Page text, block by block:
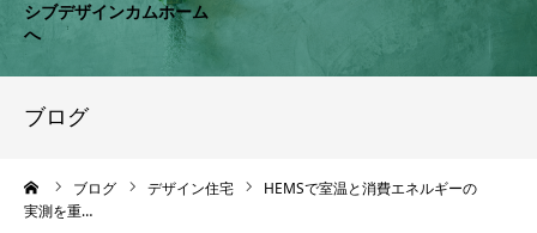
シブデザインカムホーム
へ
ブログ
ブログ デザイン住宅
HEMSで室温と消費エネルギーの
実測を重…
CONCEPT
NEWS